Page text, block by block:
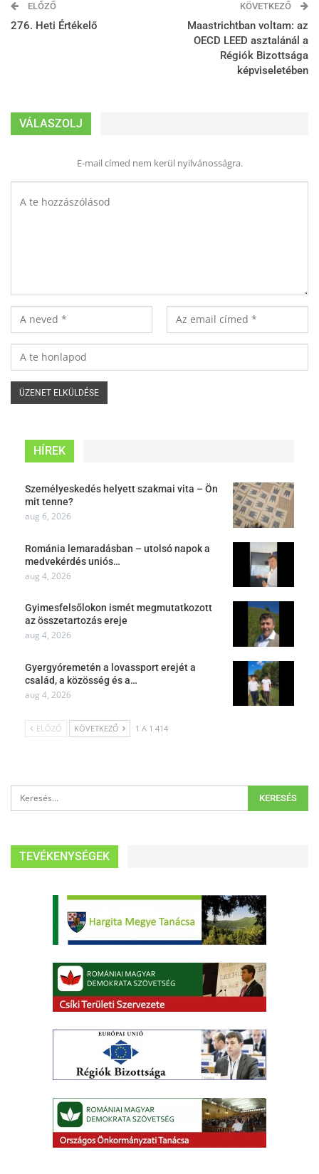
ELŐZŐ
276. Heti Értékelő
KÖVETKEZŐ
Maastrichtban voltam: az
OECD LEED asztalánál a
Régiók Bizottsága
képviseletében
VÁLASZOLJ
E-mail címed nem kerül nyilvánosságra.
HÍREK
Személyeskedés helyett szakmai vita – Ön
mit tenne?
aug 6, 2026
Románia lemaradásban – utolsó napok a
medvekérdés uniós…
aug 4, 2026
Gyimesfelsőlokon ismét megmutatkozott
az összetartozás ereje
aug 4, 2026
Gyergyóremetén a lovassport erejét a
család, a közösség és a…
aug 4, 2026
ELŐZŐ KÖVETKEZŐ 1 A 1 414
TEVÉKENYSÉGEK